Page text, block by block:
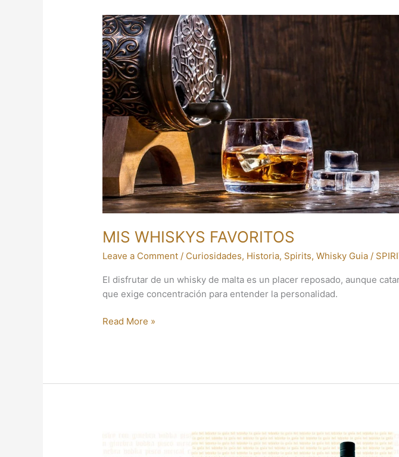
MIS WHISKYS FAVORITOS
Leave a Comment / Curiosidades, Historia, Spirits,Whisky Guia /
El disfrutar de un whisky de malta es un placer reposado, aunque
que exige concentración para entender la personalidad.
MIS
WHISKYS
FAVORITOS
Read More »